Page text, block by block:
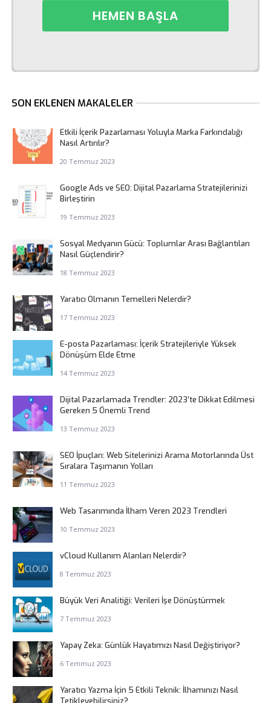
SON EKLENEN MAKALELER
Etkili İçerik Pazarlaması Yoluyla Marka Farkındalığı
Nasıl Artırılır?
20 Temmuz 2023
Google Ads ve SEO: Dijital Pazarlama Stratejilerinizi
Birleştirin
19 Temmuz 2023
Sosyal Medyanın Gücü: Toplumlar Arası Bağlantıları
Nasıl Güçlendirir?
18 Temmuz 2023
Yaratıcı Olmanın Temelleri Nelerdir?
17 Temmuz 2023
E-posta Pazarlaması: İçerik Stratejileriyle Yüksek
Dönüşüm Elde Etme
14 Temmuz 2023
Dijital Pazarlamada Trendler: 2023’te Dikkat Edilmesi
Gereken 5 Önemli Trend
13 Temmuz 2023
SEO İpuçları: Web Sitelerinizi Arama Motorlarında Üst
Sıralara Taşımanın Yolları
11 Temmuz 2023
Web Tasarımında İlham Veren 2023 Trendleri
10 Temmuz 2023
vCloud Kullanım Alanları Nelerdir?
8 Temmuz 2023
Büyük Veri Analitiği: Verileri İşe Dönüştürmek
7 Temmuz 2023
Yapay Zeka: Günlük Hayatımızı Nasıl Değiştiriyor?
6 Temmuz 2023
Yaratıcı Yazma İçin 5 Etkili Teknik: İlhamınızı Nasıl
Tetikleyebilirsiniz?